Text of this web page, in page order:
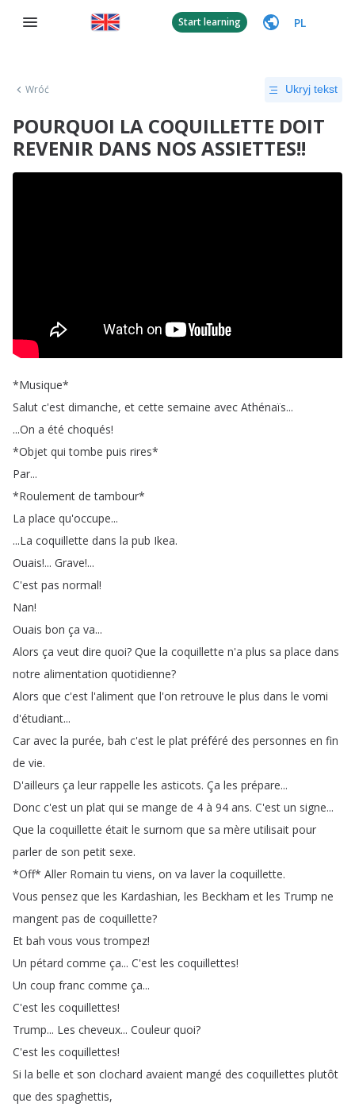
Start learning PL
Wróć Ukryj tekst
POURQUOI LA COQUILLETTE DOIT
REVENIR DANS NOS ASSIETTES!!
*Musique*
Salut c'est dimanche, et cette semaine avec Athénaïs...
...On a été choqués!
*Objet qui tombe puis rires*
Par...
*Roulement de tambour*
La place qu'occupe...
...La coquillette dans la pub Ikea.
Ouais!... Grave!...
C'est pas normal!
Nan!
Ouais bon ça va...
Alors ça veut dire quoi? Que la coquillette n'a plus sa place dans
notre alimentation quotidienne?
Alors que c'est l'aliment que l'on retrouve le plus dans le vomi
d'étudiant...
Car avec la purée, bah c'est le plat préféré des personnes en fin
de vie.
D'ailleurs ça leur rappelle les asticots. Ça les prépare...
Donc c'est un plat qui se mange de 4 à 94 ans. C'est un signe...
Que la coquillette était le surnom que sa mère utilisait pour
parler de son petit sexe.
*Off* Aller Romain tu viens, on va laver la coquillette.
Vous pensez que les Kardashian, les Beckham et les Trump ne
mangent pas de coquillette?
Et bah vous vous trompez!
Un pétard comme ça... C'est les coquillettes!
Un coup franc comme ça...
C'est les coquillettes!
Trump... Les cheveux... Couleur quoi?
C'est les coquillettes!
Si la belle et son clochard avaient mangé des coquillettes plutôt
que des spaghettis,